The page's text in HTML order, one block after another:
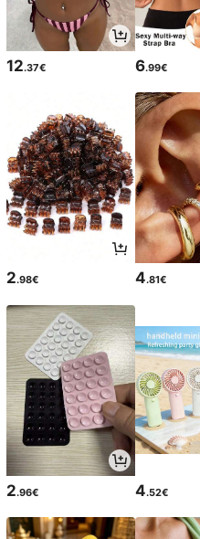
12.37€ 6.99€
2.98€ 4.81€
2.96€ 4.52€